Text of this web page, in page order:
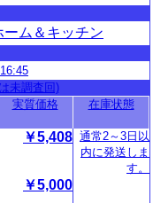
ム＆キッチン
未調査回)
実質価格 在庫状態
￥5,408 通常2～3日以
内に発送しま
す。
￥5,000